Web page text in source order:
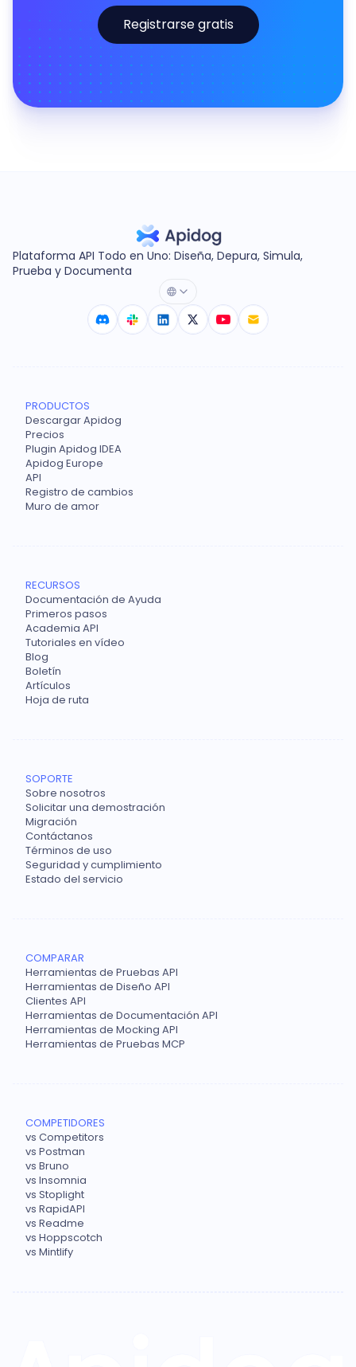
Registrarse gratis
Plataforma API Todo en Uno: Diseña, Depura, Simula,
Prueba y Documenta
PRODUCTOS
Descargar Apidog
Precios
Plugin Apidog IDEA
Apidog Europe
API
Registro de cambios
Muro de amor
RECURSOS
Documentación de Ayuda
Primeros pasos
Academia API
Tutoriales en vídeo
Blog
Boletín
Artículos
Hoja de ruta
SOPORTE
Sobre nosotros
Solicitar una demostración
Migración
Contáctanos
Términos de uso
Seguridad y cumplimiento
Estado del servicio
COMPARAR
Herramientas de Pruebas API
Herramientas de Diseño API
Clientes API
Herramientas de Documentación API
Herramientas de Mocking API
Herramientas de Pruebas MCP
COMPETIDORES
vs Competitors
vs Postman
vs Bruno
vs Insomnia
vs Stoplight
vs RapidAPI
vs Readme
vs Hoppscotch
vs Mintlify